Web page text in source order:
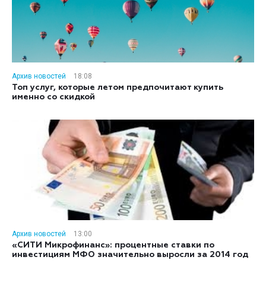
Архив новостей
18:08
Топ услуг, которые летом предпочитают купить
именно со скидкой
Архив новостей
13:00
«СИТИ Микрофинанс»: процентные ставки по
инвестициям МФО значительно выросли за 2014 год